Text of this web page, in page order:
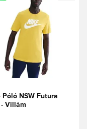
Póló NSW Futura
- Villám